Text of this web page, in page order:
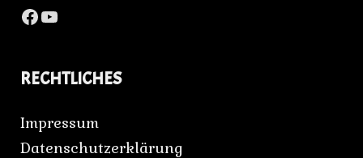
Facebook
YouTube
RECHTLICHES
Impressum
Datenschutzerklärung